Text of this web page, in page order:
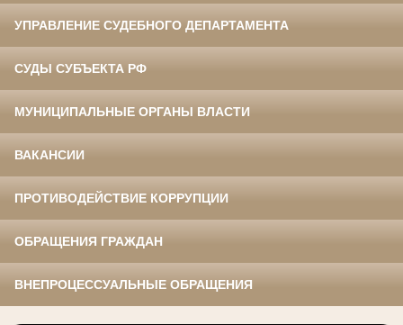
УПРАВЛЕНИЕ СУДЕБНОГО ДЕПАРТАМЕНТА
СУДЫ СУБЪЕКТА РФ
МУНИЦИПАЛЬНЫЕ ОРГАНЫ ВЛАСТИ
ВАКАНСИИ
ПРОТИВОДЕЙСТВИЕ КОРРУПЦИИ
ОБРАЩЕНИЯ ГРАЖДАН
ВНЕПРОЦЕССУАЛЬНЫЕ ОБРАЩЕНИЯ